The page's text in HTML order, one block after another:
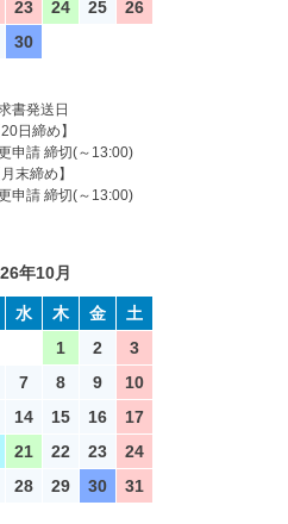
23 24 25
26
30
書発送日
日締め】
申請 締切(～13:00)
末締め】
申請 締切(～13:00)
年10月
水 木 金
土
1
2
3
7 8 9
10
14 15 16
17
21 22 23
24
28 29 30 31